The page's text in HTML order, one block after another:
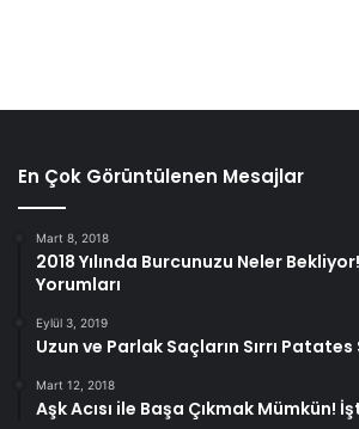
En Çok Görüntülenen Mesajlar
Mart 8, 2018
2018 Yılında Burcunuzu Neler
Yorumları
Eylül 3, 2019
Uzun ve Parlak Saçların Sırrı Patates
Mart 12, 2018
Aşk Acısı ile Başa Çıkmak Mümkün!